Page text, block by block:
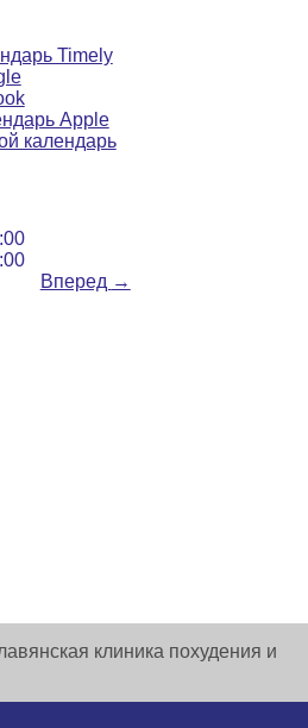
Timely
Apple
календарь
Вперед →
клиника похудения и